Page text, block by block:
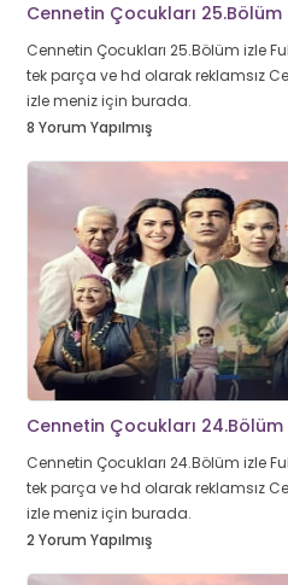
Cennetin Çocukları 25.Bölüm
Cennetin Çocukları 25.Bölüm izle
tek parça ve hd olarak reklamsız
izle meniz için burada.
8 Yorum Yapılmış
Cennetin Çocukları 24.Bölüm
Cennetin Çocukları 24.Bölüm izle
tek parça ve hd olarak reklamsız
izle meniz için burada.
2 Yorum Yapılmış